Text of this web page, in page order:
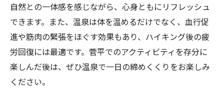
自然との一体感を感じながら、心身ともにリフレッシュ
できます。また、温泉は体を温めるだけでなく、血行促
進や筋肉の緊張をほぐす効果もあり、ハイキング後の疲
労回復には最適です。菅平でのアクティビティを存分に
楽しんだ後は、ぜひ温泉で一日の締めくくりをお楽しみ
ください。